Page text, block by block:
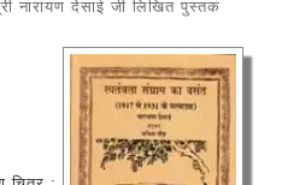
नारायण देसाई जी लिखित पुस्तक